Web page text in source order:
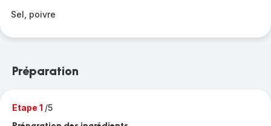
Sel, poivre
Préparation
Etape 1 /5